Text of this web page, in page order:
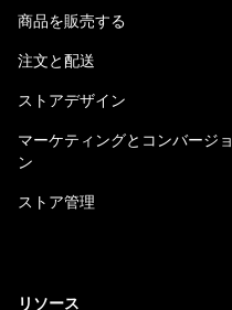
商品を販売する
注文と配送
ストアデザイン
マーケティングとコンバージョ
ン
ストア管理
リソース